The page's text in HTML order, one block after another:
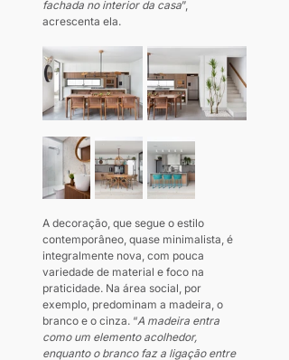
fachada no interior da casa”,
acrescenta ela.
A decoração, que segue o estilo
contemporâneo, quase minimalista, é
integralmente nova, com pouca
variedade de material e foco na
praticidade. Na área social, por
exemplo, predominam a madeira, o
branco e o cinza. “A madeira entra
como um elemento acolhedor,
enquanto o branco faz a ligação entre